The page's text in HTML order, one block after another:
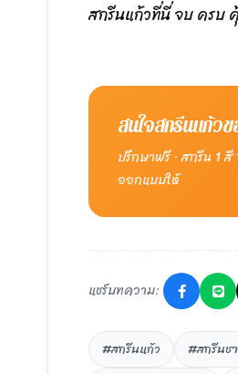
สกรีนแก้วที่นี่ จบ ครบ
สนใจสกรีนแก้ว
ปรึกษาฟรี · สกรีน 1
ออกแบบให้
แชร์บทความ:
#สกรีนแก้ว #สกรีนช